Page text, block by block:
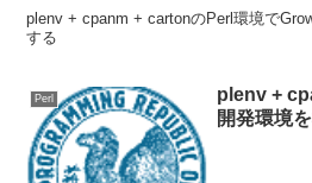
plenv + cpanm + cartonのPerl環境で
する
Perl
plenv +
開発環境